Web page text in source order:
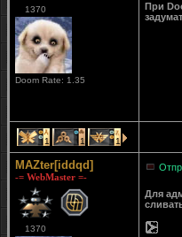
1370
Doom Rate: 1.35
При
1 1 1
MAZter[iddqd]
-= WebMaster =-
1370
Для